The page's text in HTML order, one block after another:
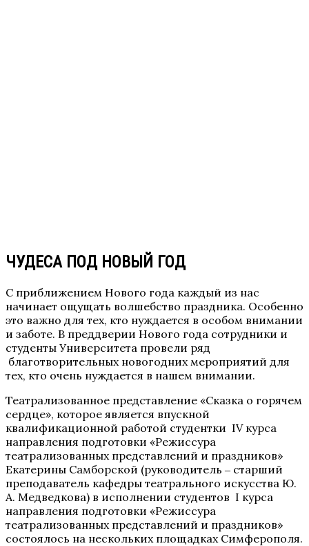
ЧУДЕСА ПОД НОВЫЙ ГОД
С приближением Нового года каждый из нас
начинает ощущать волшебство праздника. Особенно
это важно для тех, кто нуждается в особом внимании
и заботе. В преддверии Нового года сотрудники и
студенты Университета провели ряд
благотворительных новогодних мероприятий для
тех, кто очень нуждается в нашем внимании.
Театрализованное представление «Сказка о горячем
сердце», которое является впускной
квалификационной работой студентки IV курса
направления подготовки «Режиссура
театрализованных представлений и праздников»
Екатерины Самборской (руководитель ‒ старший
преподаватель кафедры театрального искусства Ю.
А. Медведкова) в исполнении студентов I курса
направления подготовки «Режиссура
театрализованных представлений и праздников»
состоялось на нескольких площадках Симферополя.